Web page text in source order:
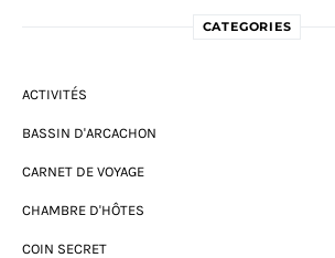
CATEGORIES
ACTIVITÉS
BASSIN D'ARCACHON
CARNET DE VOYAGE
CHAMBRE D'HÔTES
COIN SECRET